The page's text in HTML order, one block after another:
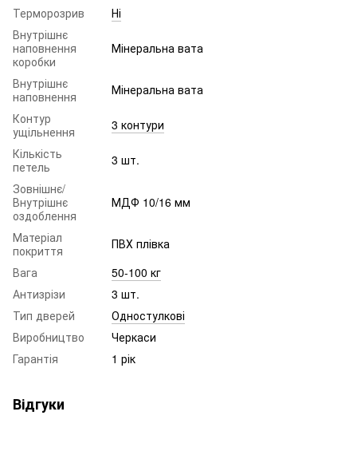
Терморозрив
Ні
Внутрішнє
наповнення
коробки
Мінеральна вата
Внутрішнє
наповнення
Мінеральна вата
Контур
ущільнення
3 контури
Кількість
петель
3 шт.
Зовнішнє/
Внутрішнє
оздоблення
МДФ 10/16 мм
Матеріал
покриття
ПВХ плівка
Вага
50-100 кг
Антизрізи
3 шт.
Тип дверей
Одностулкові
Виробництво
Черкаси
Гарантія
1 рік
Відгуки